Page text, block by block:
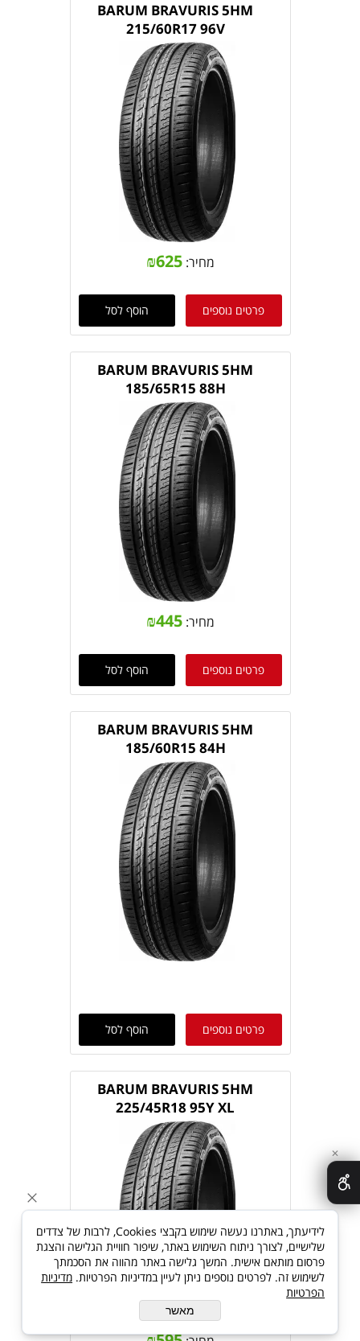
BARUM BRAVURIS 5HM
215/60R17 96V
מחיר: ₪625
פרטים נוספים הוסף לסל
BARUM BRAVURIS 5HM
185/65R15 88H
מחיר: ₪445
פרטים נוספים הוסף לסל
BARUM BRAVURIS 5HM
185/60R15 84H
פרטים נוספים הוסף לסל
BARUM BRAVURIS 5HM
225/45R18 95Y XL
✕
לידיעתך, באתרנו נעשה שימוש בקבצי Cookies, לרבות של צדדים
שלישיים, לצורך ניתוח השימוש באתר, שיפור חוויית הגלישה והצגת
פרסום מותאם אישית. המשך גלישה באתר מהווה את הסכמתך
לשימוש זה. לפרטים נוספים ניתן לעיין במדיניות הפרטיות. מדיניות
הפרטיות
מאשר